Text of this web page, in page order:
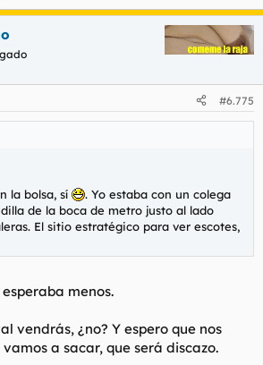
#6.775
la bolsa, sí
. Yo estaba con un colega
de la boca de metro justo al lado
El sitio estratégico para ver escotes,
menos.
vendrás, ¿no? Y espero que nos
a sacar, que será discazo.